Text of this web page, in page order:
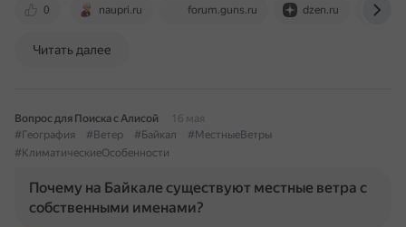
0 naupri.ru forum.guns.ru dzen.ru
Читать далее
Вопрос для Поиска с Алисой
16 мая
#География
#Ветер #Байкал
#МестныеВетры
#КлиматическиеОсобенности
Почему на Байкале существуют местные ветра с
собственными именами?